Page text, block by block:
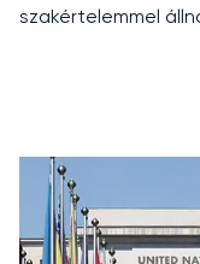
szakértelemmel